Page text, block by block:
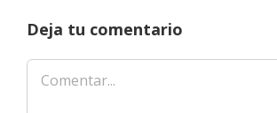
Deja tu comentario
Comentar